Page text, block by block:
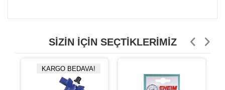
SIZIN İÇIN SEÇTIKLERIMIZ
KARGO BEDAVA!